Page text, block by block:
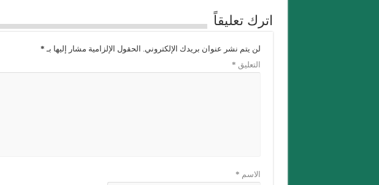
اترك تعليقاً
لن يتم نشر عنوان بريدك الإلكتروني. الحقول الإلزامية مشار إليها بـ *
التعليق *
الاسم *